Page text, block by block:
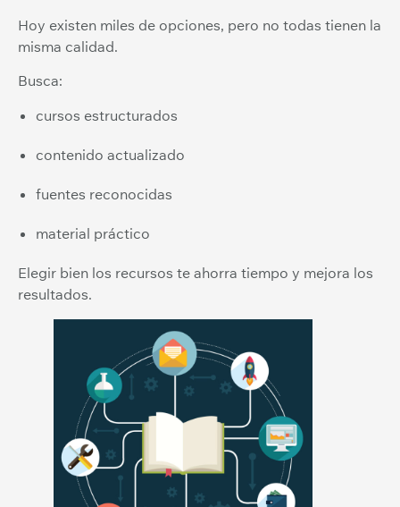
Hoy existen miles de opciones, pero no todas tienen la
misma calidad.
Busca:
cursos estructurados
contenido actualizado
fuentes reconocidas
material práctico
Elegir bien los recursos te ahorra tiempo y mejora los
resultados.